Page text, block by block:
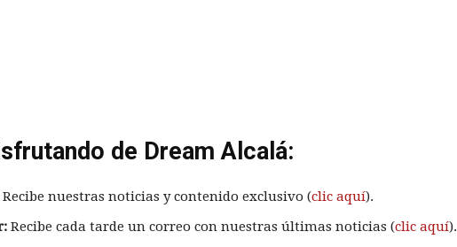
de Dream Alcalá:
Recibe nuestras noticias y contenido exclusivo (clic aquí).
Recibe cada tarde un correo con nuestras últimas noticias (clic aquí).